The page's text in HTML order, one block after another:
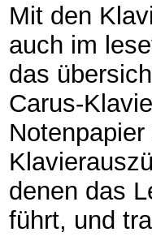
Mit den
auch im
das
Carus-
denen das
führt, und